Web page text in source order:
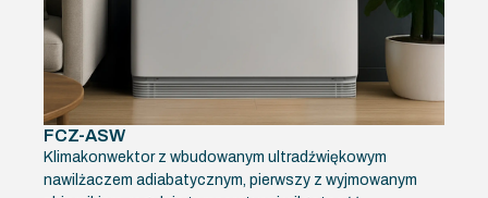
FCZ-ASW
Klimakonwektor z wbudowanym ultradźwiękowym
nawilżaczem adiabatycznym, pierwszy z wyjmowanym